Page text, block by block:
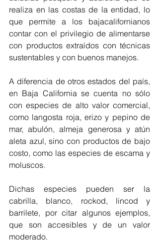
realiza en las costas de la entidad, lo
que permite a los bajacalifornianos
contar con el privilegio de alimentarse
con productos extraídos con técnicas
sustentables y con buenos manejos.
A diferencia de otros estados del país,
en Baja California se cuenta no sólo
con especies de alto valor comercial,
como langosta roja, erizo y pepino de
mar, abulón, almeja generosa y atún
aleta azul, sino con productos de bajo
costo, como las especies de escama y
moluscos.
Dichas especies pueden ser la
cabrilla, blanco, rockod, lincod y
barrilete, por citar algunos ejemplos,
que son accesibles y de un valor
moderado.